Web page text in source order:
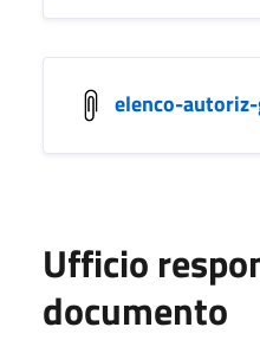
elenco-
Ufficio
documento